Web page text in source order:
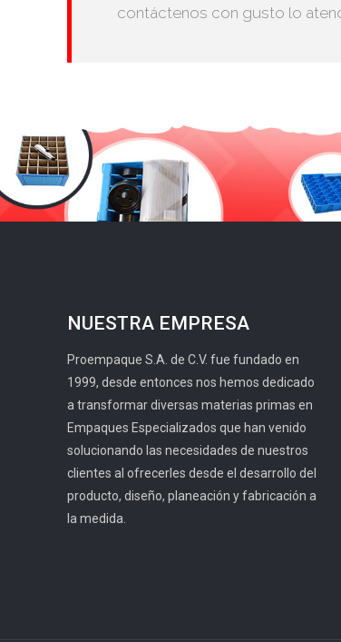
contáctenos con gusto lo
NUESTRA EMPRESA
Proempaque S.A. de C.V. fue fundado en
1999, desde entonces nos hemos dedicado
a transformar diversas materias primas en
Empaques Especializados que han venido
solucionando las necesidades de nuestros
clientes al ofrecerles desde el desarrollo del
producto, diseño, planeación y fabricación a
la medida.